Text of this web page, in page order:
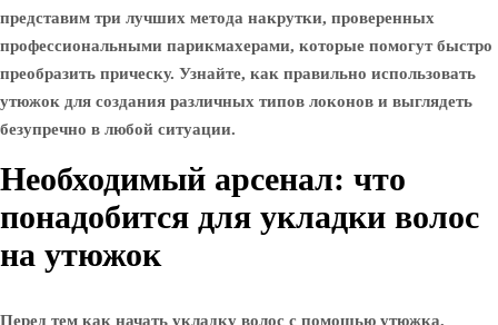
представим три лучших метода накрутки, проверенных
профессиональными парикмахерами, которые помогут быстро
преобразить прическу. Узнайте, как правильно использовать
утюжок для создания различных типов локонов и выглядеть
безупречно в любой ситуации.
Необходимый арсенал: что
понадобится для укладки волос
на утюжок
Перед тем как начать укладку волос с помощью утюжка,